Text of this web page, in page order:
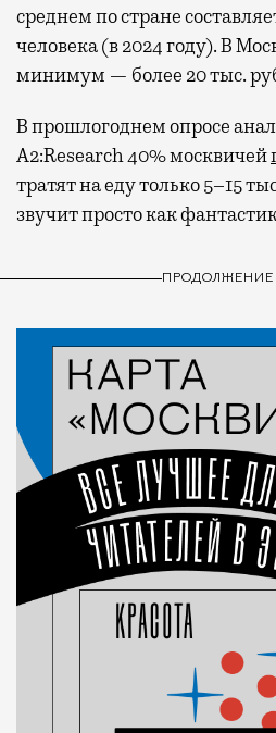
среднем по стране
человека (в 2024 году). В
минимум — более 20 тыс.
В прошлогоднем опросе
A2:Research 40% москвичей
тратят на еду только 5–15
звучит просто как